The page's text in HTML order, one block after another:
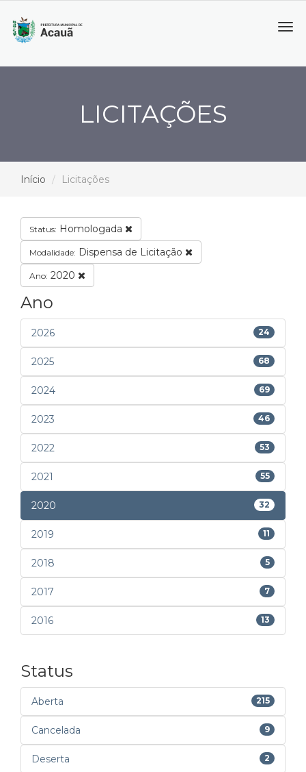
LICITAÇÕES
Início Licitações
Status: Homologada
Modalidade: Dispensa de Licitação
Ano: 2020
Ano
2026 24
2025 68
2024 69
2023 46
2022 53
2021 55
2020 32
2019 11
2018 5
2017 7
2016 13
Status
Aberta 215
Cancelada 9
Deserta 2